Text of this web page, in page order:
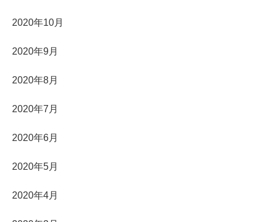
2020年10月
2020年9月
2020年8月
2020年7月
2020年6月
2020年5月
2020年4月